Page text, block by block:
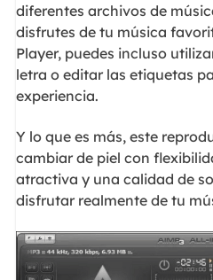
diferentes archivos de
disfrutes de tu música
Player, puedes incluso
letra o editar las etiquetas
experiencia.
Y lo que es más, este
cambiar de piel con
atractiva y una calidad de
disfrutar realmente de tu